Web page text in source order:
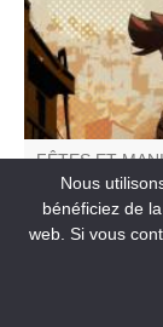
FÊTES ET
Qui a dérobé
SAINT-ANDRÉ-
Nous
bénéficiez de
web. Si vous